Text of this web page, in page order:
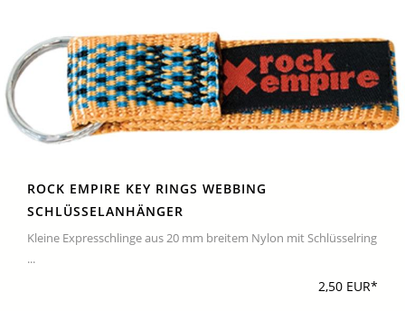
ROCK EMPIRE KEY RINGS WEBBING
SCHLÜSSELANHÄNGER
Kleine Expresschlinge aus 20 mm breitem Nylon mit Schlüsselring
...
2,50 EUR*